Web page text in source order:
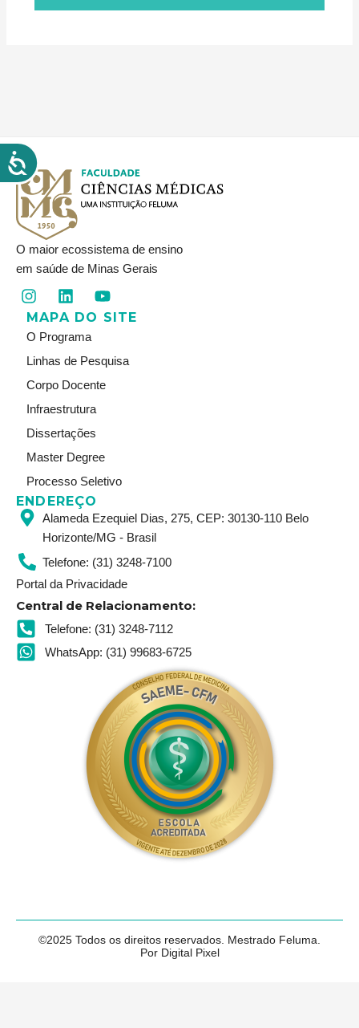
O maior ecossistema de ensino
em saúde de Minas Gerais
I
n
s
t
a
g
r
a
m
L
i
n
k
e
d
i
n
Y
o
u
u
b
e
MAPA DO SITE
O Programa
Linhas de Pesquisa
Corpo Docente
Infraestrutura
Dissertações
Master Degree
Processo Seletivo
ENDEREÇO
Alameda Ezequiel Dias, 275, CEP: 30130-110 Belo
Horizonte/MG - Brasil
Telefone: (31) 3248-7100
Portal da Privacidade
Central de Relacionamento:
Telefone: (31) 3248-7112
WhatsApp: (31) 99683-6725
©2025 Todos os direitos reservados. Mestrado Feluma.
Por Digital Pixel